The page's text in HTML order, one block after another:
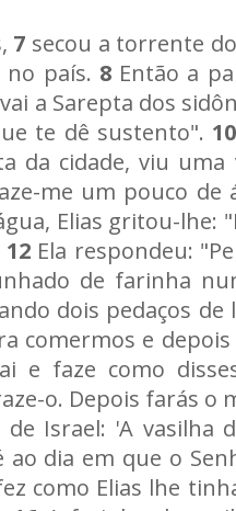
7 secou a torrente
país. 8Então a
a Sarepta dos
te dê sustento". 10
da cidade, viu uma
me um pouco
Elias gritou-
12 Ela respondeu:
de farinha
dois pedaços
comermos e
e faze como
o. Depois farás
de Israel: 'A
ao dia em que o
como Elias lhe